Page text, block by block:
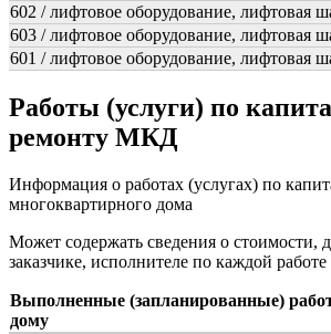
602 / лифтовое оборудование, лифтовая
603 / лифтовое оборудование, лифтовая
601 / лифтовое оборудование, лифтовая
Работы (услуги) по
ремонту МКД
Информация о работах (услугах) по
многоквартирного дома
Может содержать сведения о стоимости,
заказчике, исполнителе по каждой работе
Выполненные (запланированные)
дому